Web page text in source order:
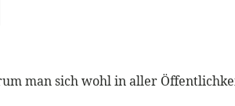
man sich wohl in aller